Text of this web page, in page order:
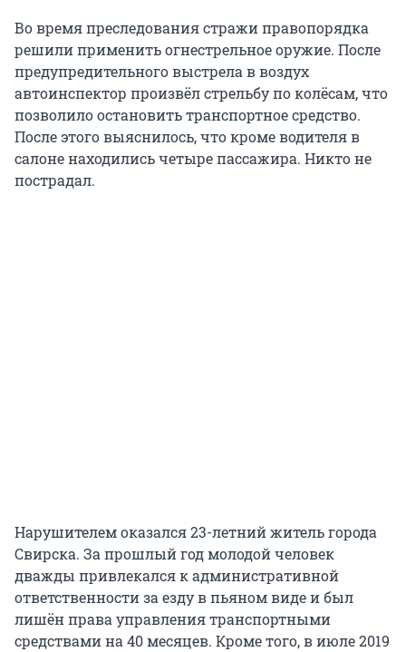
Во время преследования стражи правопорядка
решили применить огнестрельное оружие. После
предупредительного выстрела в воздух
автоинспектор произвёл стрельбу по колёсам, что
позволило остановить транспортное средство.
После этого выяснилось, что кроме водителя в
салоне находились четыре пассажира. Никто не
пострадал.
Нарушителем оказался 23-летний житель города
Свирска. За прошлый год молодой человек
дважды привлекался к административной
ответственности за езду в пьяном виде и был
лишён права управления транспортными
средствами на 40 месяцев. Кроме того, в июле 2019